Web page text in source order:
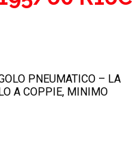
PNEUMATICO – LA
A COPPIE, MINIMO